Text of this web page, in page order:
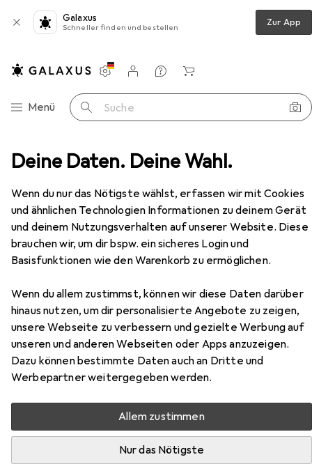
Deine Daten. Deine Wahl.
Wenn du nur das Nötigste wählst, erfassen wir mit Cookies
und ähnlichen Technologien Informationen zu deinem Gerät
und deinem Nutzungsverhalten auf unserer Website. Diese
brauchen wir, um dir bspw. ein sicheres Login und
Basisfunktionen wie den Warenkorb zu ermöglichen.
Wenn du allem zustimmst, können wir diese Daten darüber
hinaus nutzen, um dir personalisierte Angebote zu zeigen,
unsere Webseite zu verbessern und gezielte Werbung auf
unseren und anderen Webseiten oder Apps anzuzeigen.
Dazu können bestimmte Daten auch an Dritte und
Werbepartner weitergegeben werden.
Allem zustimmen
Nur das Nötigste
Galaxus
Schneller finden und bestellen Zur App
Navigation nach Kategorien
Menü Suche
Einstellungen
Kundenkonto
Vergleichslisten
Merklisten
Warenkorb
Türdichtung Planet Türabsenkdichtungen PU
EUR
72,90
PlanetTürabsenkdichtungen PU
Zubehör für Planet
Türabsenkdichtungen PU
Hier findest du passendes Zubehör zum Produkt Planet
Türabsenkdichtungen PU aus den Kategorien
Türdichtung Holzverbinder